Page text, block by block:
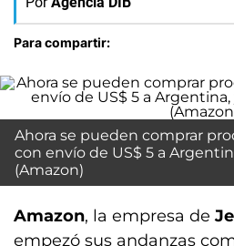
Para compartir:
Ahora se pueden comprar
con envío de US$ 5 a
(Amazon)
Amazon, la empresa de
empezó sus andanzas